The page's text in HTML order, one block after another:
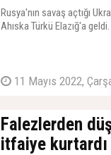
Rusya'nın savaş açtığı
Ahıska Türkü Elazığ'a geldi.
11 Mayıs 2022,
Falezlerden
itfaiye kurtardı